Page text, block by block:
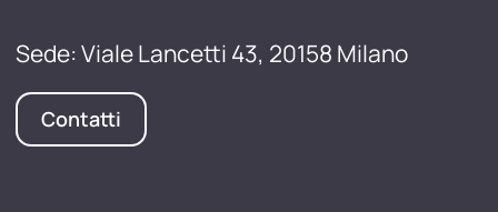
Sede: Viale Lancetti 43, 20158 Milano
Contatti